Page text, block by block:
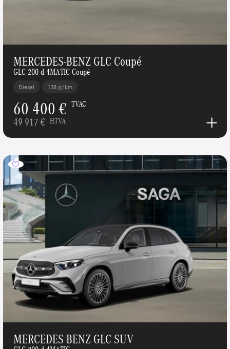
MERCEDES-BENZ GLC Coupé
GLC 200 d 4MATIC Coupé
Diesel 138 g/km
60 400 € TVAC
49 917 € HTVA
MERCEDES-BENZ GLC SUV